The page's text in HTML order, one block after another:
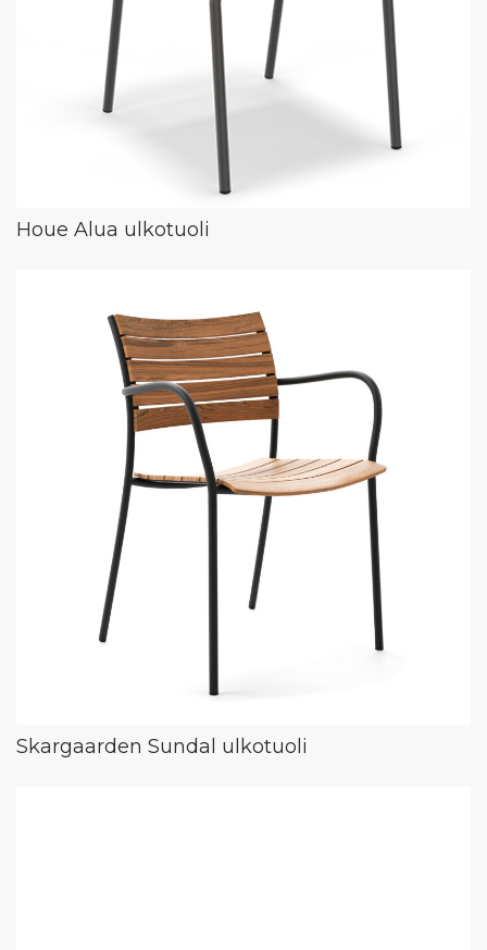
Houe Alua ulkotuoli
Skargaarden Sundal ulkotuoli